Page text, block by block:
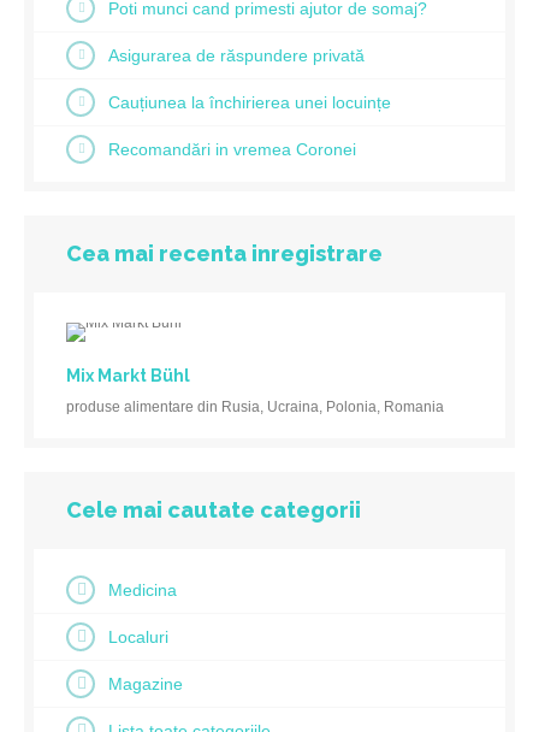
Poti munci cand primesti ajutor de somaj?
Asigurarea de răspundere privată
Cauțiunea la închirierea unei locuințe
Recomandări in vremea Coronei
Cea mai recenta inregistrare
Mix Markt Bühl
produse alimentare din Rusia, Ucraina, Polonia, Romania
Cele mai cautate categorii
Medicina
Localuri
Magazine